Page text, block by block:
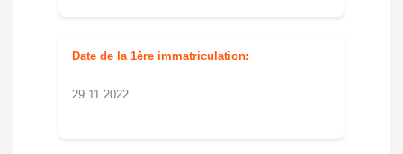
Date de la 1ère immatriculation:
29 11 2022